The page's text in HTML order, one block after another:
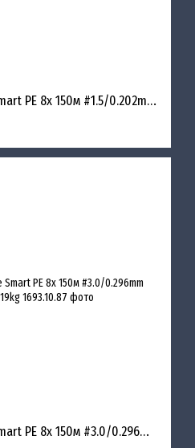
Шнур Favorite Smart PE 8x 150м #1.5/0.202mm 17lb/11.4kg
Шнур Favorite Smart PE 8x 150м #3.0/0.296mm 35lb/19kg